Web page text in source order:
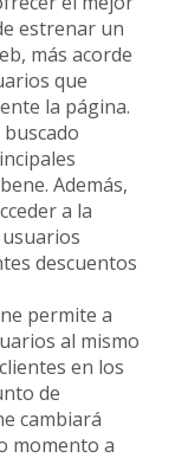
estrenar un
más acorde
que
la página.
. Además,
a la
descuentos
permite a
al mismo
en los
de
cambiará
momento a